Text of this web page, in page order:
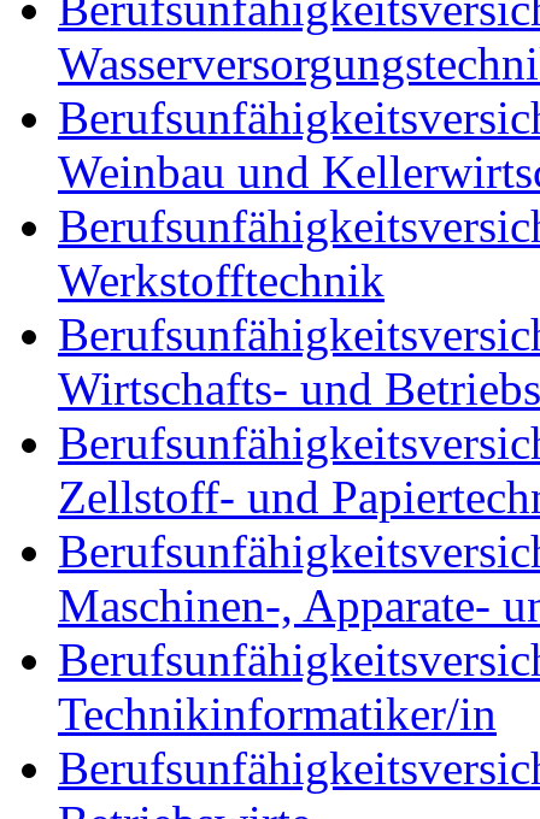
Weinbau und
Werkstofftechnik
Wirtschafts- und
Zellstoff- und
Maschinen-, Apparate-
Technikinformatiker/in